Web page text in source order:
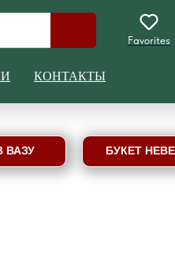
Favorites
КОНТАКТЫ
БУКЕТ
ВАЗУ